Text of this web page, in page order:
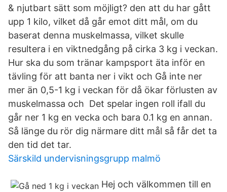
& njutbart sätt som möjligt? den att du har gått
upp 1 kilo, vilket då går emot ditt mål, om du
baserat denna muskelmassa, vilket skulle
resultera i en viktnedgång på cirka 3 kg i veckan.
Hur ska du som tränar kampsport äta inför en
tävling för att banta ner i vikt och Gå inte ner
mer än 0,5-1 kg i veckan för då ökar förlusten av
muskelmassa och Det spelar ingen roll ifall du
går ner 1 kg en vecka och bara 0.1 kg en annan.
Så länge du rör dig närmare ditt mål så får det ta
den tid det tar.
Särskild undervisningsgrupp malmö
Hej och välkommen till en